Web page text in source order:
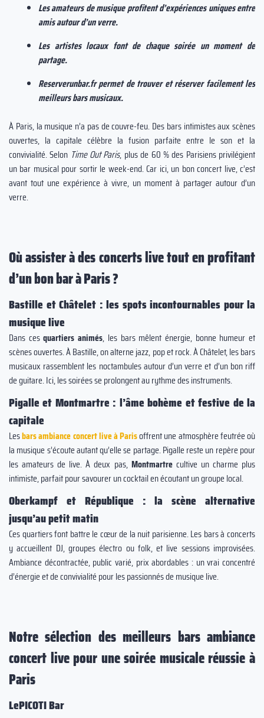
Les amateurs de musique profitent d’expériences uniques entre
amis autour d’un verre.
Les artistes locaux font de chaque soirée un moment de
partage.
Reserverunbar.fr permet de trouver et réserver facilement les
meilleurs bars musicaux.
À Paris, la musique n’a pas de couvre-feu. Des bars intimistes aux scènes
ouvertes, la capitale célèbre la fusion parfaite entre le son et la
convivialité. Selon Time Out Paris, plus de 60 % des Parisiens privilégient
un bar musical pour sortir le week-end. Car ici, un bon concert live, c’est
avant tout une expérience à vivre, un moment à partager autour d’un
verre.
Où assister à des concerts live tout en profitant
d’un bon bar à Paris ?
Bastille et Châtelet : les spots incontournables pour la
musique live
Dans cesquartiers animés, les bars mêlent énergie, bonne humeur et
scènes ouvertes. À Bastille, on alterne jazz, pop et rock. À Châtelet, les bars
musicaux rassemblent les noctambules autour d’un verre et d’un bon riff
de guitare. Ici, les soirées se prolongent au rythme des instruments.
Pigalle et Montmartre : l’âme bohème et festive de la
capitale
Lesbars ambiance concert live à Parisoffrent une atmosphère feutrée où
la musique s’écoute autant qu’elle se partage. Pigalle reste un repère pour
les amateurs de live. À deux pas, Montmartre cultive un charme plus
intimiste, parfait pour savourer un cocktail en écoutant un groupe local.
Oberkampf et République : la scène alternative
jusqu’au petit matin
Ces quartiers font battre le cœur de la nuit parisienne. Les bars à concerts
y accueillent DJ, groupes électro ou folk, et live sessions improvisées.
Ambiance décontractée, public varié, prix abordables : un vrai concentré
d’énergie et de convivialité pour les passionnés de musique live.
Notre sélection des meilleurs bars ambiance
concert live pour une soirée musicale réussie à
Paris
LePICOTI Bar